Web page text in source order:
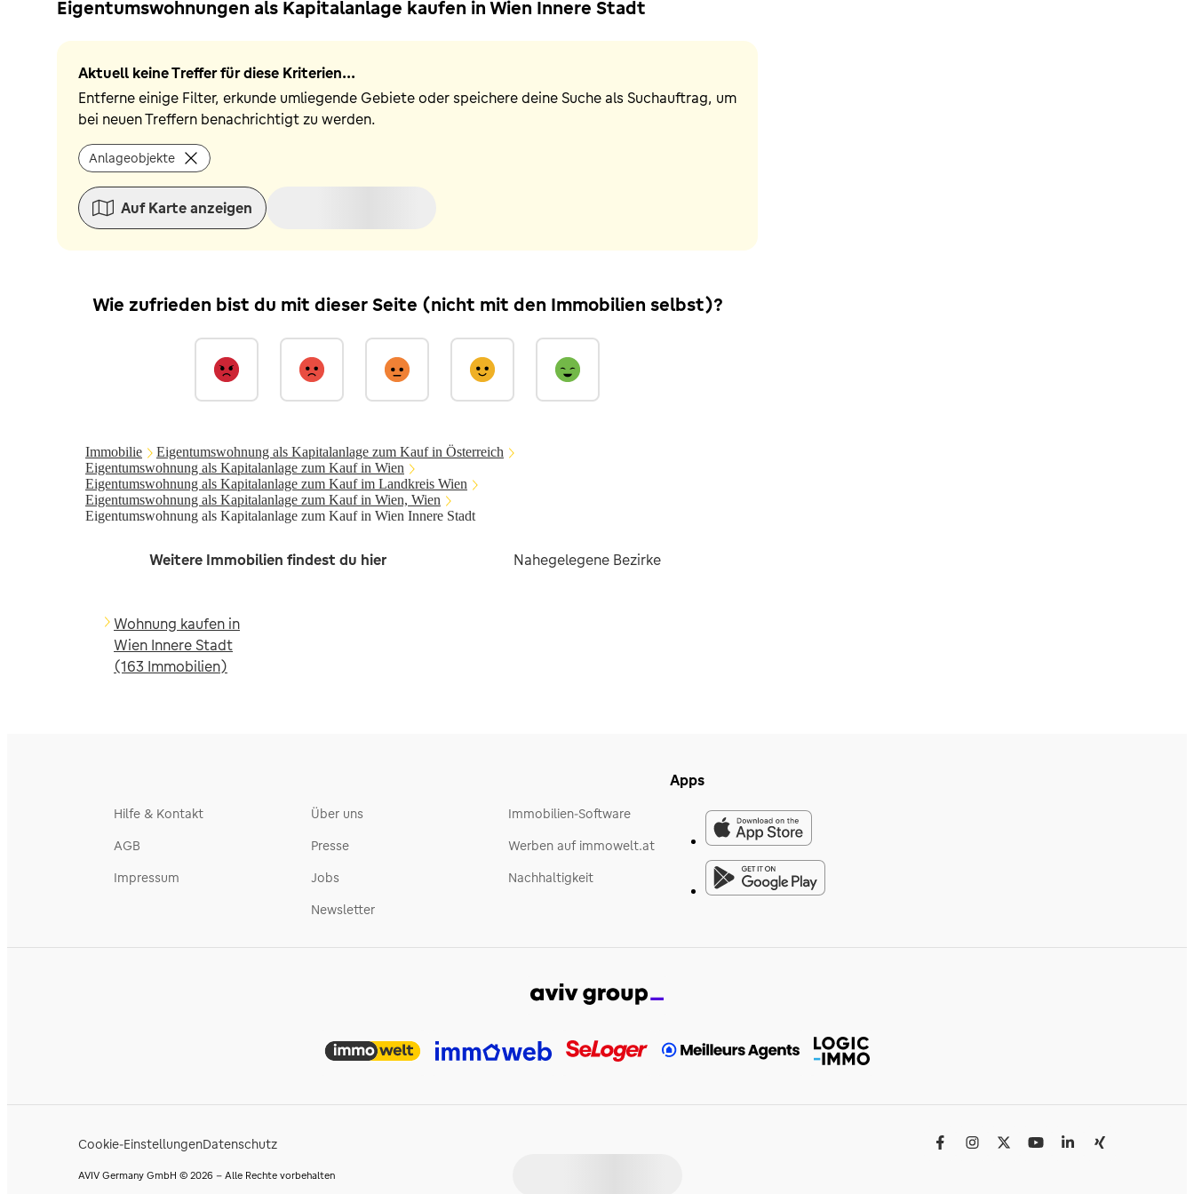
Eigentumswohnungen als Kapitalanlage kaufen in Wien Innere Stadt
Aktuell keine Treffer für diese Kriterien...
Entferne einige Filter, erkunde umliegende Gebiete oder speichere deine Suche als Suchauftrag, um
bei neuen Treffern benachrichtigt zu werden.
Anlageobjekte
Auf Karte anzeigen
Wie zufrieden bist du mit dieser Seite (nicht mit den Immobilien selbst)?
Immobilie
Eigentumswohnung als Kapitalanlage zum Kauf in Österreich
Eigentumswohnung als Kapitalanlage zum Kauf in Wien
Eigentumswohnung als Kapitalanlage zum Kauf im Landkreis Wien
Eigentumswohnung als Kapitalanlage zum Kauf in Wien, Wien
Eigentumswohnung als Kapitalanlage zum Kauf in Wien Innere Stadt
Weitere Immobilien findest du hier Nahegelegene Bezirke
Wohnung kaufen in
Wien Innere Stadt
(163 Immobilien)
Hilfe & Kontakt
AGB
Impressum
Über uns
Presse
Jobs
Newsletter
Immobilien-Software
Werben auf immowelt.at
Nachhaltigkeit
Apps
Cookie-EinstellungenDatenschutz
AVIV Germany GmbH © 2026 - Alle Rechte vorbehalten